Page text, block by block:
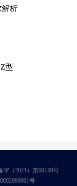
解析
型
（2021）第00159号
号